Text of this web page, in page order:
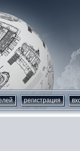
регистрация